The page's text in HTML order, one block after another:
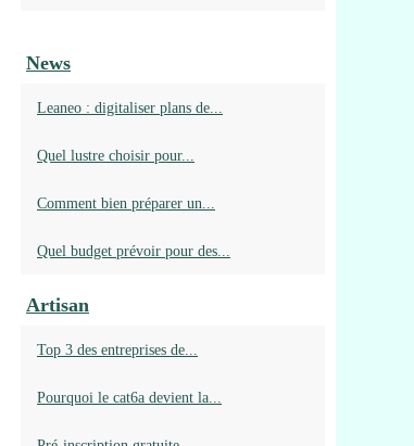
News
Leaneo : digitaliser plans de...
Quel lustre choisir pour...
Comment bien préparer un...
Quel budget prévoir pour des...
Artisan
Top 3 des entreprises de...
Pourquoi le cat6a devient la...